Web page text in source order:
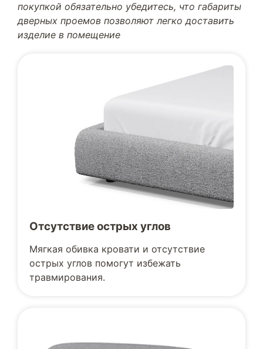
покупкой обязательно убедитесь, что габариты
дверных проемов позволяют легко доставить
изделие в помещение
Отсутствие острых углов
Мягкая обивка кровати и отсутствие
острых углов помогут избежать
травмирования.